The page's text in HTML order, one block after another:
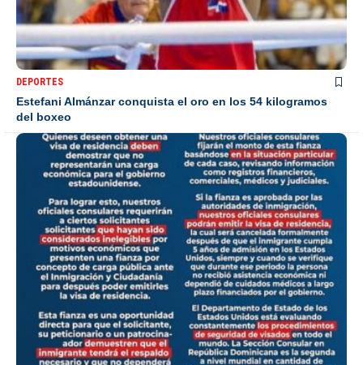
DEPORTES
Estefani Almánzar conquista el oro en los 54 kilogramos
del boxeo